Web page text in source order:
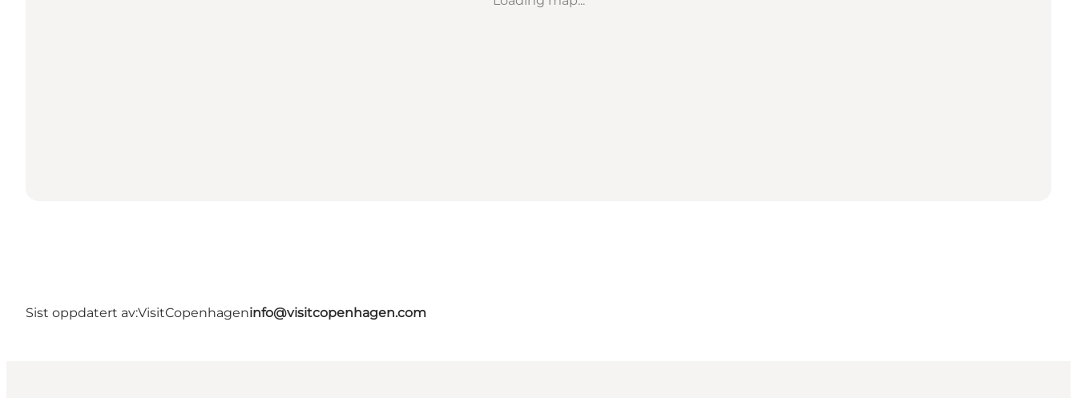
Sist oppdatert av:VisitCopenhageninfo@visitcopenhagen.com